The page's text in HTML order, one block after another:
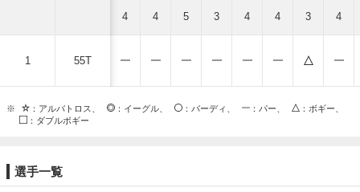
1 55T
4 4 5 3 4 4 3 4
※ ：アルバトロス、 ：イーグル、 ：バーディ、 ：パー、
：ボギー、
：ダブルボギー
選手一覧